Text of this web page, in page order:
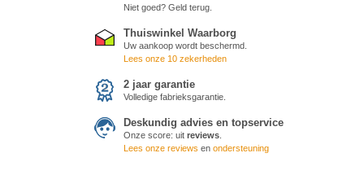
Niet goed? Geld terug.
Thuiswinkel Waarborg
Uw aankoop wordt beschermd.
Lees onze 10 zekerheden
2 jaar garantie
Volledige fabrieksgarantie.
Deskundig advies en topservice
Onze score: uit reviews
Lees onze reviews en ondersteuning